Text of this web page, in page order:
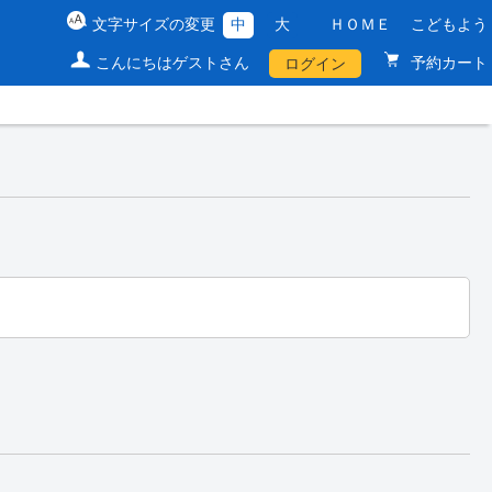
文字サイズの変更 中 大 ＨＯＭＥ こどもよう
こんにちはゲストさん ログイン 予約カート